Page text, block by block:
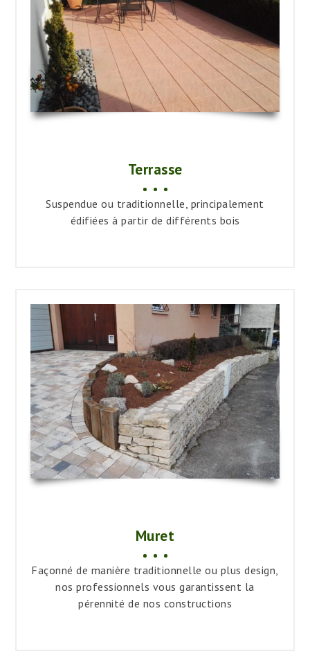
Terrasse
Suspendue ou traditionnelle, principalement
édifiées à partir de différents bois
Muret
Façonné de manière traditionnelle ou plus design,
nos professionnels vous garantissent la
pérennité de nos constructions